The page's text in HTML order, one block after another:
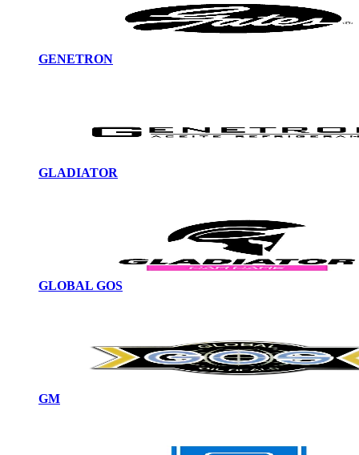
GENETRON
GLADIATOR
GLOBAL GOS
GM